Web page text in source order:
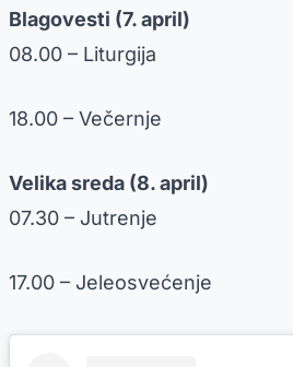
Blagovesti (7. april)
08.00 – Liturgija
18.00 – Večernje
Velika sreda (8. april)
07.30 – Jutrenje
17.00 – Jeleosvećenje